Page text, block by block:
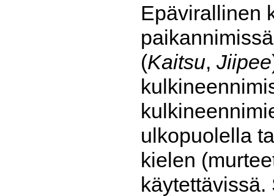
Epävirallinen
(Kaitsu,Jiipee
ulkopuolella
kielen